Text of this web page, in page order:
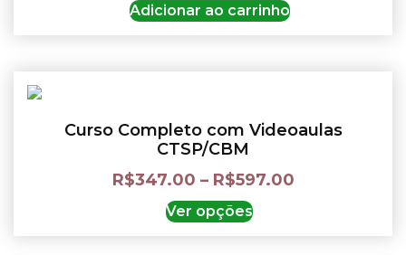
Adicionar ao carrinho
Curso Completo com Videoaulas
CTSP/CBM
R$347.00 – R$597.00
Ver opções